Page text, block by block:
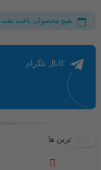
هیچ محصولی یافت نشد.
کانال تلگرام
ترین ها